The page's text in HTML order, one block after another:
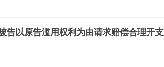
告以原告滥用权利为由请求赔偿合理开支